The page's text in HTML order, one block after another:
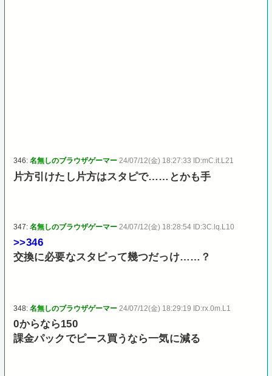
346:名無しのブラウザゲーマー 24/07/12(金) 18:27:33 ID:mC.it.L21
片方引けたし片方はスタピで……とかも手
347:名無しのブラウザゲーマー 24/07/12(金) 18:28:54 ID:3C.lq.L10
>>346
交換に必要なスタピって幾つだっけ……？
348:名無しのブラウザゲーマー 24/07/12(金) 18:29:19 ID:rx.0m.L1
0からなら150
課金パックでピース買うなら一気に減る